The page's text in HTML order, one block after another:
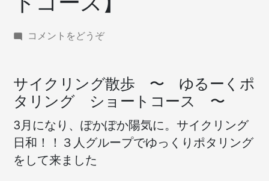
コメントをどうぞ(サ
リ
ン
グ
【シ
ョ
ー
サイクリング散歩 〜 ゆるーくポ
タリング ショートコース 〜
3月になり、ぽかぽか陽気に。サイクリング
日和！！３人グループでゆっくりポタリング
をして来ました